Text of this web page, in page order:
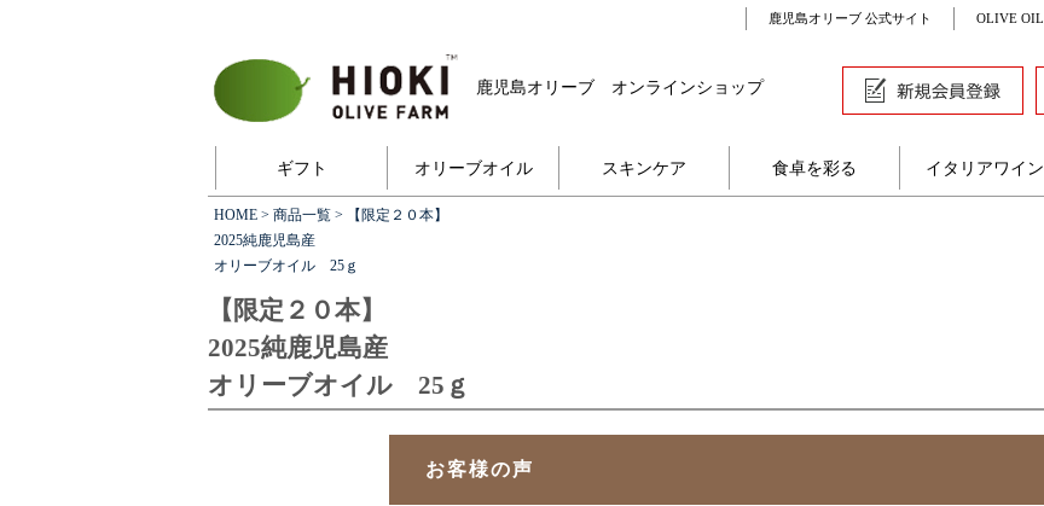
鹿児島オリーブ 公式サイト OLIVE OIL
鹿児島オリーブ オンラインショップ
ギフト オリーブオイル スキンケア 食卓を彩る イタリアワイン
HOME > 商品一覧 > 【限定２０本】
2025純鹿児島産
オリーブオイル 25ｇ
【限定２０本】
2025純鹿児島産
オリーブオイル 25ｇ
お客様の声